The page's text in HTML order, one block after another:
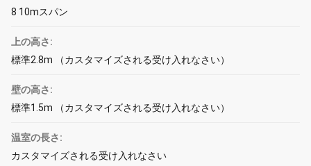
8 10mスパン
上の高さ:
標準2.8m （カスタマイズされる受け入れなさい）
壁の高さ:
標準1.5m （カスタマイズされる受け入れなさい）
温室の長さ:
カスタマイズされる受け入れなさい